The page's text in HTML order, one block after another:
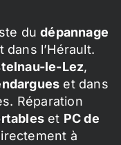
dudépannage
dans l’Hérault.
le-Lez,
et dans
Réparation
et PC de
à